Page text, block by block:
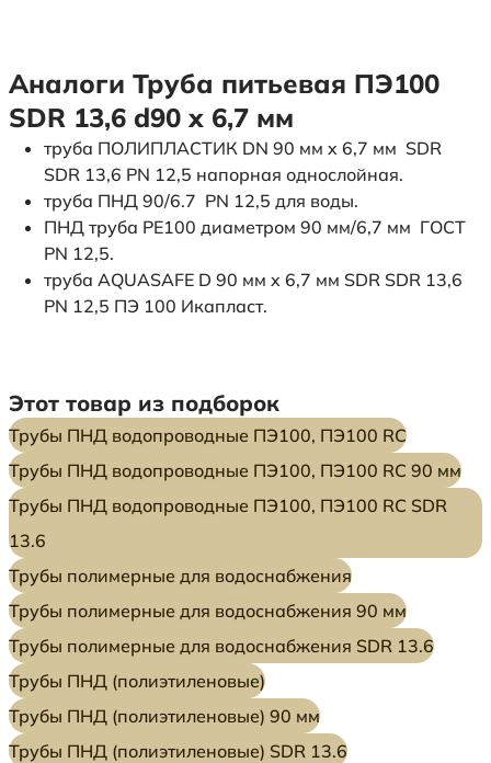
Аналоги Труба питьевая ПЭ100
SDR 13,6 d90 х 6,7 мм
труба ПОЛИПЛАСТИК DN 90 мм x 6,7 мм SDR
SDR 13,6 PN 12,5 напорная однослойная.
труба ПНД 90/6.7 PN 12,5 для воды.
ПНД труба PE100 диаметром 90 мм/6,7 мм ГОСТ
PN 12,5.
труба AQUASAFE D 90 мм x 6,7 мм SDR SDR 13,6
PN 12,5 ПЭ 100 Икапласт.
Этот товар из подборок
Трубы ПНД водопроводные ПЭ100, ПЭ100 RC
Трубы ПНД водопроводные ПЭ100, ПЭ100 RC 90 мм
Трубы ПНД водопроводные ПЭ100, ПЭ100 RC SDR
13.6
Трубы полимерные для водоснабжения
Трубы полимерные для водоснабжения 90 мм
Трубы полимерные для водоснабжения SDR 13.6
Трубы ПНД (полиэтиленовые)
Трубы ПНД (полиэтиленовые) 90 мм
Трубы ПНД (полиэтиленовые) SDR 13.6